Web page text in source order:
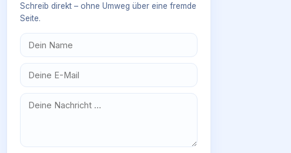
Schreib direkt – ohne Umweg über eine fremde
Seite.